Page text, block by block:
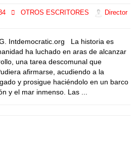
OTROS ESCRITORES
Director
Intdemocratic.org La historia es
ha luchado en aras de alcanzar
una tarea descomunal que
afirmarse, acudiendo a la
y prosigue haciéndolo en un barco
y el mar inmenso. Las ...